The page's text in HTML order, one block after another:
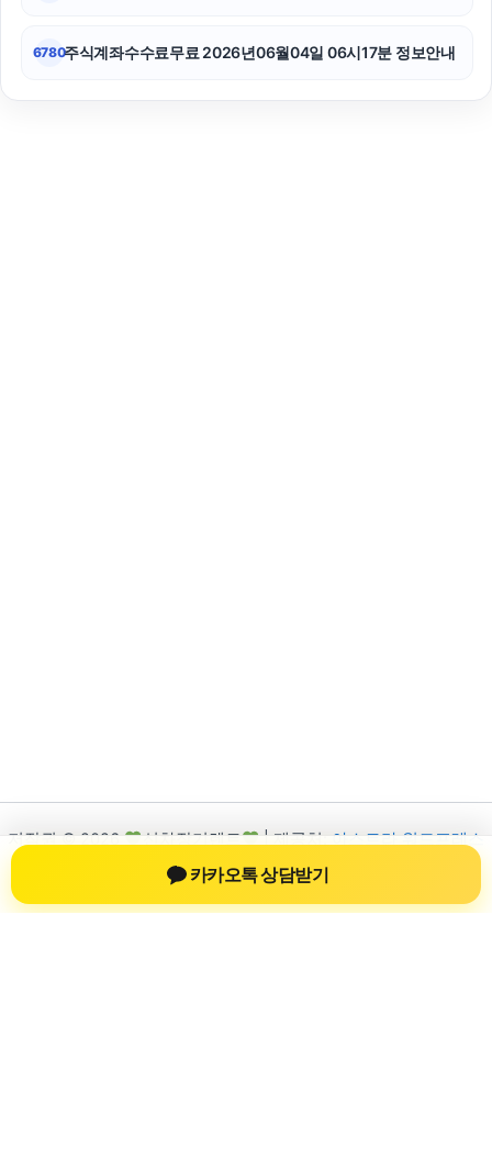
6780주식계좌수수료무료 2026년06월04일 06시17분 정보안내
저작권 © 2026 신차장기렌트 | 제공처:
아스트라 워드프레스
테마
카카오톡 상담받기